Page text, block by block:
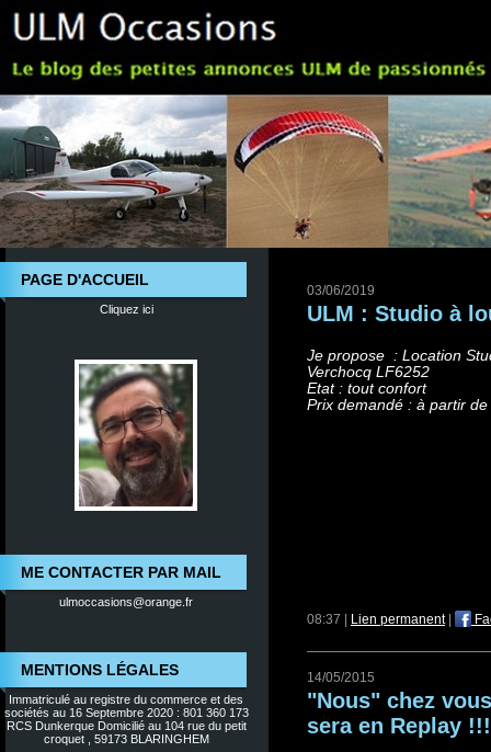
PAGE D'ACCUEIL
Cliquez ici
ME CONTACTER PAR MAIL
ulmoccasions@orange.fr
MENTIONS LÉGALES
Immatriculé au registre du commerce et des
sociétés au 16 Septembre 2020 : 801 360 173
RCS Dunkerque Domicilié au 104 rue du petit
croquet , 59173 BLARINGHEM
03/06/2019
ULM : Studio à
Je propose : Location
Verchocq LF6252
Etat : tout confort
Prix demandé : à partir
08:37 | Lien permanent|
14/05/2015
"Nous" chez
sera en Replay !!!